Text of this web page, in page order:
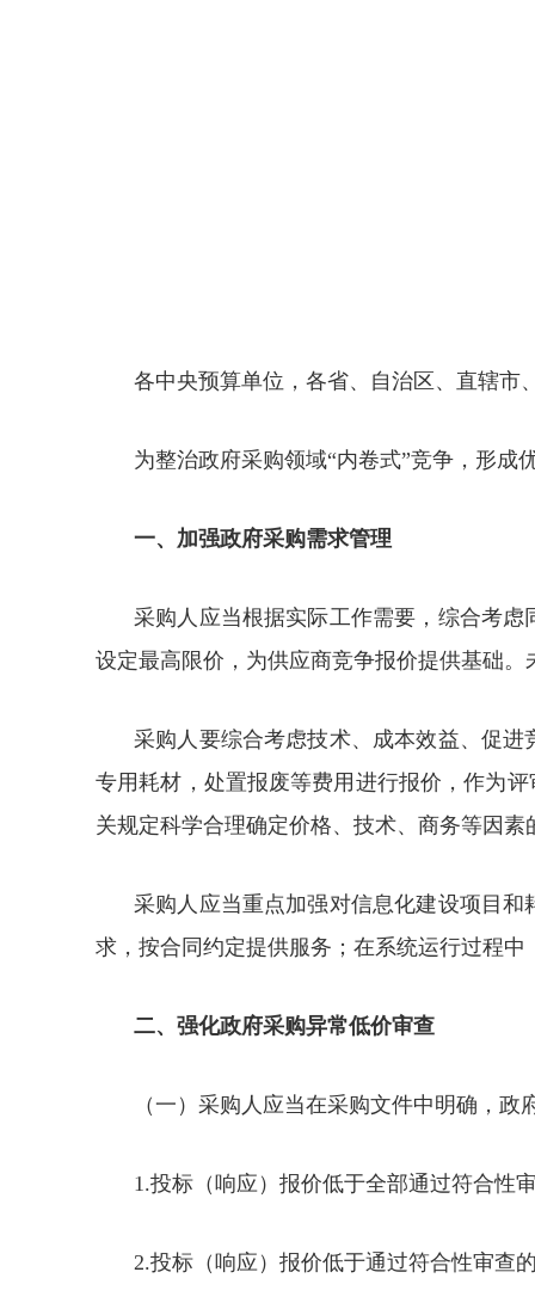
各中央预算单位，各省、自治区、直辖市
为整治政府采购领域“内卷式”竞争，形
一、加强政府采购需求管理
采购人应当根据实际工作需要，综合考
设定最高限价，为供应商竞争报价提供基础
采购人要综合考虑技术、成本效益、促
专用耗材，处置报废等费用进行报价，作为
关规定科学合理确定价格、技术、商务等因素
采购人应当重点加强对信息化建设项目
求，按合同约定提供服务；在系统运行过程
二、强化政府采购异常低价审查
（一）采购人应当在采购文件中明确，
1.投标（响应）报价低于全部通过符合性
2.投标（响应）报价低于通过符合性审查